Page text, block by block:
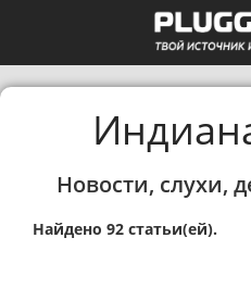
Новости, слухи,
Найдено 92 статьи(ей).